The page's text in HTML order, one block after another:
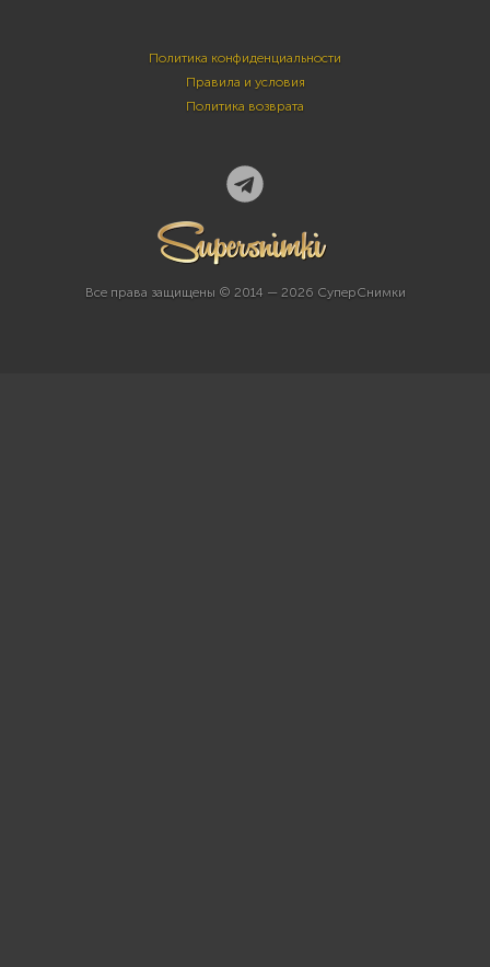
Политика конфиденциальности
Правила и условия
Политика возврата
Все права защищены © 2014 — 2026 СуперСнимки